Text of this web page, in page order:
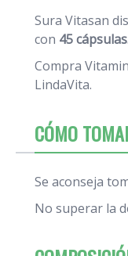
Sura Vitasan
con 45 cápsulas.
Compra
LindaVita.
CÓMO
Se aconseja
No superar la